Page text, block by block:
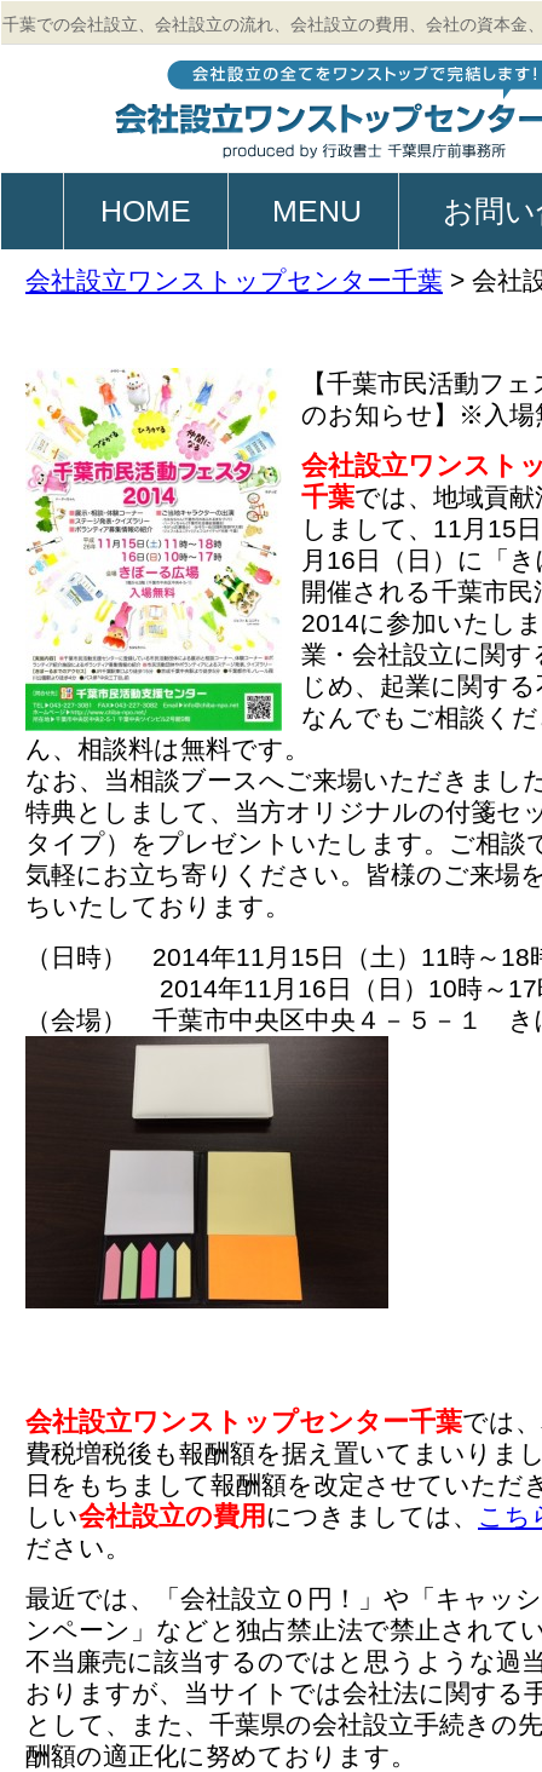
千葉での会社設立、会社設立の流れ、会社設立の費用、会社の資本金
HOME MENU お問
会社設立ワンストップセンター千葉 > 会社
【千葉市民活動フ
のお知らせ】※入場
会社設立ワンスト
千葉では、地域貢
しまして、11月15
月16日（日）に「
開催される千葉市
2014に参加いたし
業・会社設立に関
じめ、起業に関す
なんでもご相談く
ん、相談料は無料です。
なお、当相談ブースへご来場いただきまし
特典としまして、当方オリジナルの付箋セ
タイプ）をプレゼントいたします。ご相談
気軽にお立ち寄りください。皆様のご来場
ちいたしております。
（日時） 2014年11月15日（土）11時～18
2014年11月16日（日）10時～17
（会場） 千葉市中央区中央４－５－１
会社設立ワンストップセンター千葉では
費税増税後も報酬額を据え置いてまいりま
日をもちまして報酬額を改定させていただ
しい会社設立の費用 につきましては、 こち
ださい。
最近では、「会社設立０円！」や「キャッ
ンペーン」などと独占禁止法で禁止されて
不当廉売に該当するのではと思うような過
おりますが、当サイトでは会社法に関する
として、また、千葉県の会社設立手続きの
酬額の適正化に努めております。